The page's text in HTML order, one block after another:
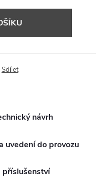
Sdílet
návrh
uvedení do provozu
příslušenství